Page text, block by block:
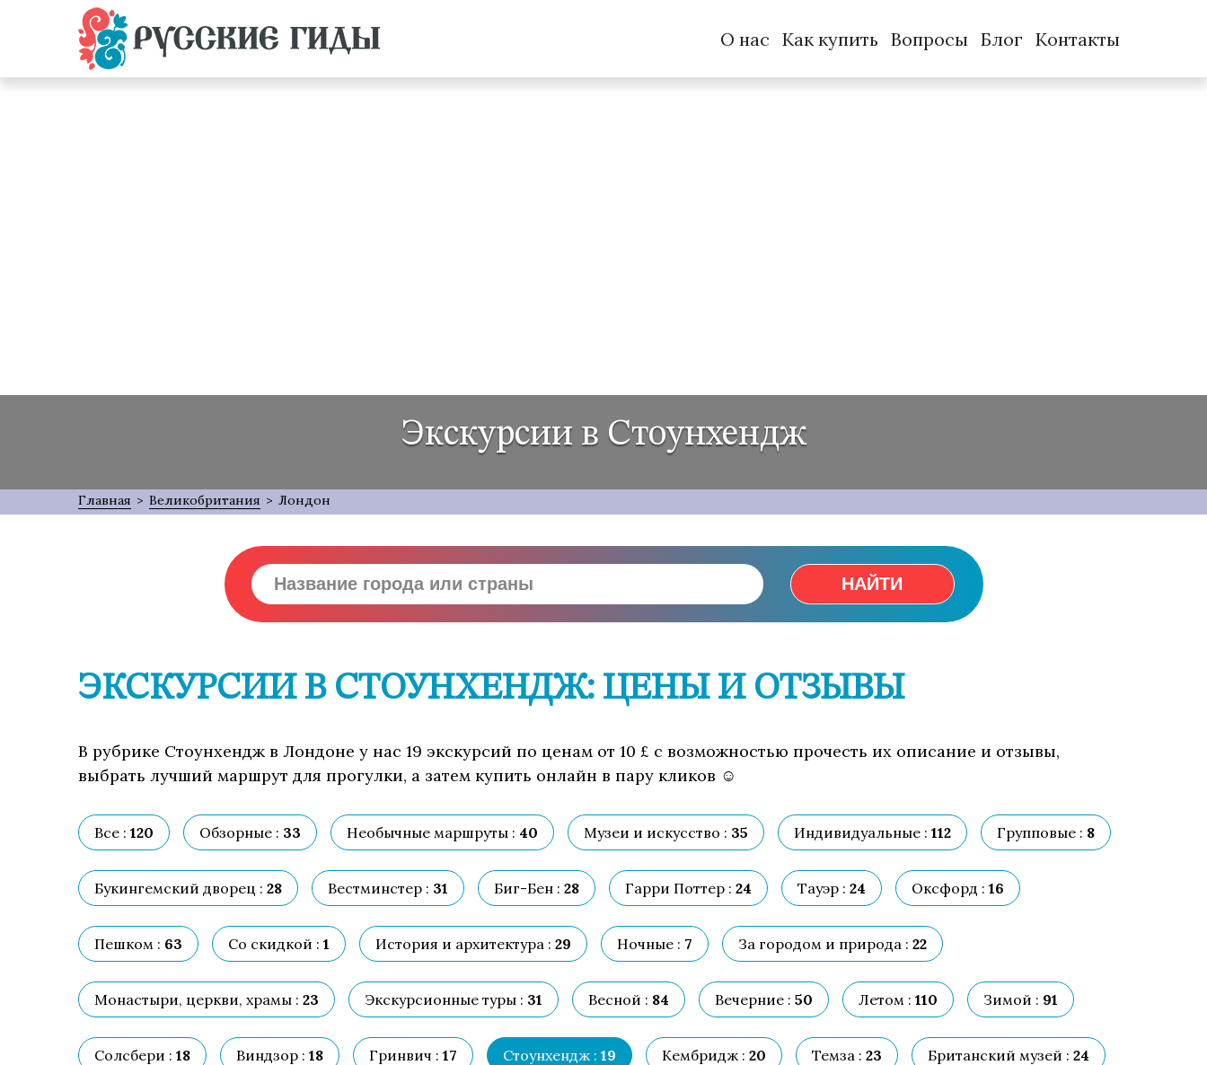
О нас Как купить Вопросы Блог Контакты
Экскурсии в Стоунхендж
Главная > Великобритания > Лондон
НАЙТИ
ЭКСКУРСИИ В СТОУНХЕНДЖ: ЦЕНЫ И ОТЗЫВЫ
В рубрике Стоунхендж в Лондоне у нас 19 экскурсий по ценам от 10 £ с возможностью прочесть их описание и отзывы,
выбрать лучший маршрут для прогулки, а затем купить онлайн в пару кликов ☺
Все : 120 Обзорные : 33 Необычные маршруты : 40 Музеи и искусство : 35 Индивидуальные : 112 Групповые : 8
Букингемский дворец : 28 Вестминстер : 31 Биг-Бен : 28 Гарри Поттер : 24 Тауэр : 24 Оксфорд : 16
Пешком : 63 Со скидкой : 1 История и архитектура : 29 Ночные : 7 За городом и природа : 22
Монастыри, церкви, храмы : 23 Экскурсионные туры : 31 Весной : 84 Вечерние : 50 Летом : 110 Зимой : 91
Солсбери : 18 Виндзор : 18 Гринвич : 17 Стоунхендж : 19 Кембридж : 20 Темза : 23 Британский музей : 24